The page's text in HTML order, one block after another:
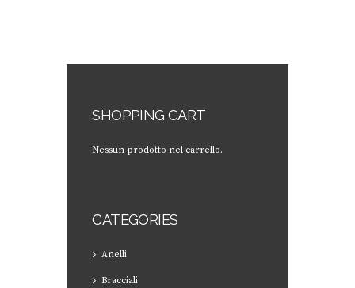
SHOPPING CART
Nessun prodotto nel carrello.
CATEGORIES
Anelli
Bracciali